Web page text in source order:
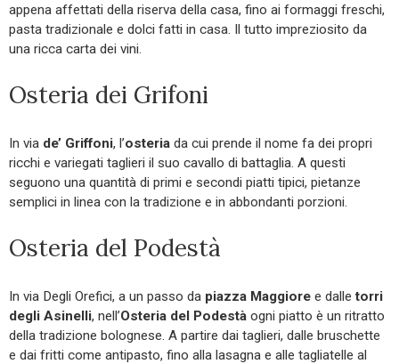
appena affettati della riserva della casa, fino ai formaggi freschi,
pasta tradizionale e dolci fatti in casa. Il tutto impreziosito da
una ricca carta dei vini.
Osteria dei Grifoni
In via de’ Griffoni, l’osteria da cui prende il nome fa dei propri
ricchi e variegati taglieri il suo cavallo di battaglia. A questi
seguono una quantità di primi e secondi piatti tipici, pietanze
semplici in linea con la tradizione e in abbondanti porzioni.
Osteria del Podestà
In via Degli Orefici, a un passo da piazza Maggiore e dalle torri
degli Asinelli, nell’Osteria del Podestà ogni piatto è un ritratto
della tradizione bolognese. A partire dai taglieri, dalle bruschette
e dai fritti come antipasto, fino alla lasagna e alle tagliatelle al